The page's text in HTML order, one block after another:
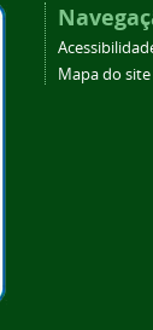
Mapa do site